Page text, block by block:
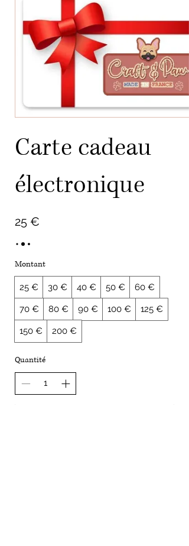
Carte cadeau
électronique
25 €
Montant
25 € 30 € 40 € 50 € 60 €
70 € 80 € 90 € 100 € 125 €
150 € 200 €
Quantité